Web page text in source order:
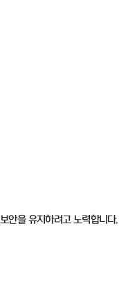
을 유지하려고 노력합니